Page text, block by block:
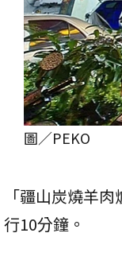
圖／PEKO
「疆山炭燒羊
行10分鐘。